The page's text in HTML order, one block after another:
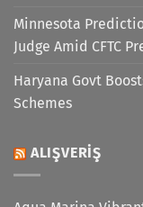
Minnesota
Judge Amid CFTC
Haryana Govt
Schemes
ALIŞVERIŞ